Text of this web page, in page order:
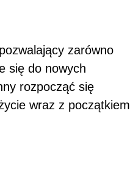
zarówno
się do nowych
rozpocząć się
wraz z początkiem